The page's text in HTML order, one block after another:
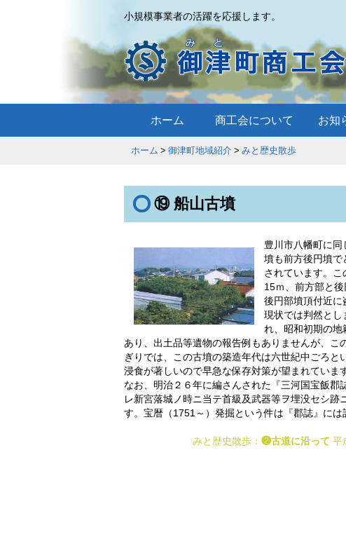
小規模事業者の活躍を応援します。
ホーム 商工会について お知
ホーム 御津町地域紹介 みと歴史散歩 （
⑲ 船山古墳
豊川市八幡町に
墳も前方後円墳で
されています。
15ｍ、前方部と後
後円部墳頂付近に
現状では判然とし
れ、昭和初期の地
あり、出土品等遺物の報告例もありませんが、
ぎりでは、この古墳の築造年代は六世紀中ごろ
浸食が著しいので早急な保存対策が望まれています
なお、明治２６年に編さんされた『三河国宝飯
レ新宮落城ノ時ニ当テ首級及武器等ヲ埋没セシ
す。宝暦（1751～）発掘という件は『郡誌』には
みと歴史散歩 ： ❷古道に沿って 平